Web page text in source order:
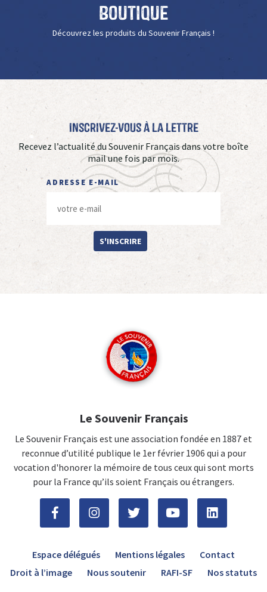
Boutique
Découvrez les produits du Souvenir Français !
Inscrivez-vous à La Lettre
Recevez l’actualité du Souvenir Français dans votre boîte
mail une fois par mois.
ADRESSE E-MAIL
S'INSCRIRE
Le Souvenir Français
Le Souvenir Français est une association fondée en 1887 et
reconnue d’utilité publique le 1er février 1906 qui a pour
vocation d'honorer la mémoire de tous ceux qui sont morts
pour la France qu’ils soient Français ou étrangers.
Espace délégués Mentions légales
Contact
Droit à l’image
Nous soutenir RAFI-SF Nos statuts